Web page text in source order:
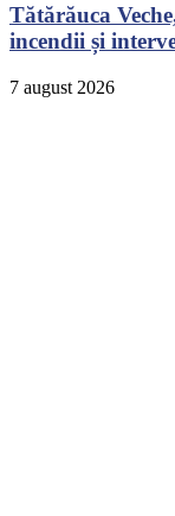
Tătărăuca
incendii și
7 august 2026